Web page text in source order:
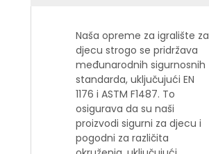
Naša opreme za igralište za
djecu strogo se pridržava
međunarodnih sigurnosnih
standarda, uključujući EN
1176 i ASTM F1487. To
osigurava da su naši
proizvodi sigurni za djecu i
pogodni za različita